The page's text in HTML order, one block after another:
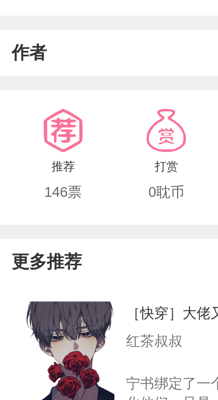
作者
推荐
146票
打赏
0耽币
更多推荐
［快穿］大
红茶叔叔
宁书绑定了一